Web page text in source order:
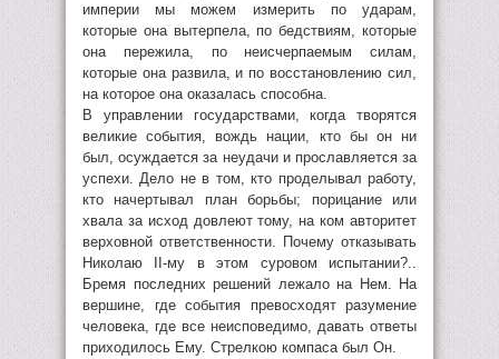
империи мы можем измерить по ударам,
которые она вытерпела, по бедствиям, которые
она пережила, по неисчерпаемым силам,
которые она развила, и по восстановлению сил,
на которое она оказалась способна.
В управлении государствами, когда творятся
великие события, вождь нации, кто бы он ни
был, осуждается за неудачи и прославляется за
успехи. Дело не в том, кто проделывал работу,
кто начертывал план борьбы; порицание или
хвала за исход довлеют тому, на ком авторитет
верховной ответственности. Почему отказывать
Николаю II-му в этом суровом испытании?..
Бремя последних решений лежало на Нем. На
вершине, где события превосходят разумение
человека, где все неисповедимо, давать ответы
приходилось Ему. Стрелкою компаса был Он.